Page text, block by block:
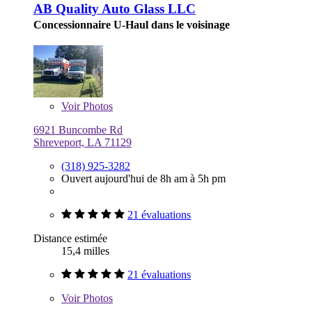
AB Quality Auto Glass LLC
Concessionnaire U-Haul dans le voisinage
VoirPhotos
6921 Buncombe Rd
Shreveport, LA 71129
(318) 925-3282
Ouvert aujourd'hui de 8h am à 5h pm
21 évaluations
Distance estimée
15,4 milles
21 évaluations
VoirPhotos